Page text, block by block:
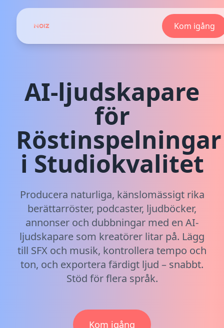
Kom igång
AI-ljudskapare
för
Röstinspelningar
i Studiokvalitet
Producera naturliga, känslomässigt rika
berättarröster, podcaster, ljudböcker,
annonser och dubbningar med en AI-
ljudskapare som kreatörer litar på. Lägg
till SFX och musik, kontrollera tempo och
ton, och exportera färdigt ljud – snabbt.
Stöd för flera språk.
Kom igång